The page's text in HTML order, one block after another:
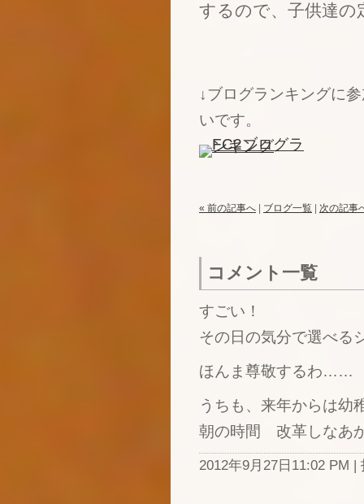
するので、子供達
↓ブログランキングに
いです。
« 前の記事へ ブログ一覧 次の記事
コメント一覧
すごい！
その日の気分で選べる
ほんま尊敬するわ
うちも、来年からは幼
朝の時間 改革しなあ
2012年9月27日11:02 PM